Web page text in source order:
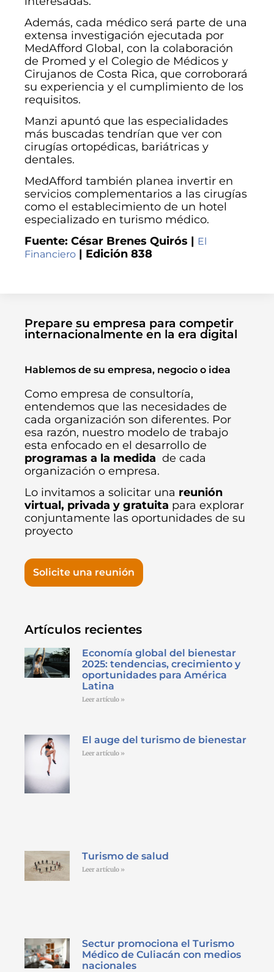
Además, cada médico será parte de una
extensa investigación ejecutada por
MedAfford Global, con la colaboración
de Promed y el Colegio de Médicos y
Cirujanos de Costa Rica, que corroborará
su experiencia y el cumplimiento de los
requisitos.
Manzi apuntó que las especialidades
más buscadas tendrían que ver con
cirugías ortopédicas, bariátricas y
dentales.
MedAfford también planea invertir en
servicios complementarios a las cirugías
como el establecimiento de un hotel
especializado en turismo médico.
Fuente: César Brenes Quirós | El
Financiero | Edición 838
Prepare su empresa para competir
internacionalmente en la era digital
Hablemos de su empresa, negocio o idea
Como empresa de consultoría,
entendemos que las necesidades de
cada organización son diferentes. Por
esa razón, nuestro modelo de trabajo
esta enfocado en el desarrollo de
programas a la medida de cada
organización o empresa.
Lo invitamos a solicitar una reunión
virtual, privada y gratuita para explorar
conjuntamente las oportunidades de su
proyecto
Solicite una reunión
Artículos recientes
Economía global del bienestar
2025: tendencias, crecimiento y
oportunidades para América
Latina
Leer artículo »
El auge del turismo de bienestar
Leer artículo »
Turismo de salud
Leer artículo »
Sectur promociona el Turismo
Médico de Culiacán con medios
nacionales